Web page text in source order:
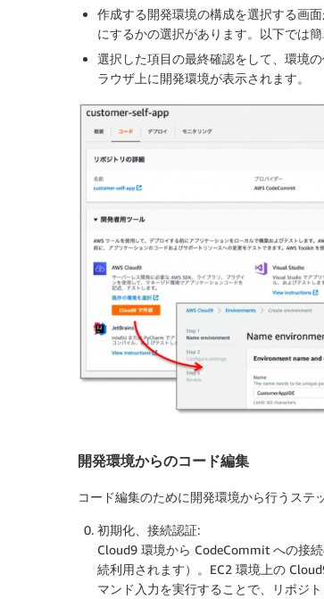
作成する開発環境の構成を選択する画
にするかの選択があります。以下では
選択した項目の最終確認をして、環境
ラウザ上に開発環境が表示されます。
開発環境からのコード編集
コード編集のために開発環境から行うステ
初期化、接続認証:
Cloud9 環境から CodeCommit への接
続利用されます）。EC2 環境上の
マンド入力を実行することで、リポジ